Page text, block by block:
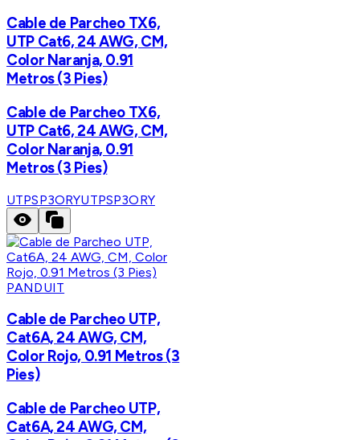
Cable de Parcheo TX6,
UTP Cat6, 24 AWG, CM,
Color Naranja, 0.91
Metros (3 Pies)
Cable de Parcheo TX6,
UTP Cat6, 24 AWG, CM,
Color Naranja, 0.91
Metros (3 Pies)
UTPSP3ORYUTPSP3ORY
PANDUIT
Cable de Parcheo UTP,
Cat6A, 24 AWG, CM,
Color Rojo, 0.91 Metros (3
Pies)
Cable de Parcheo UTP,
Cat6A, 24 AWG, CM,